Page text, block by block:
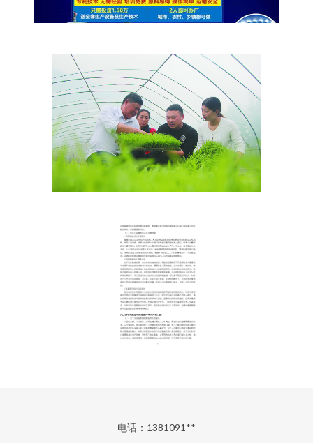
电话：1381091**